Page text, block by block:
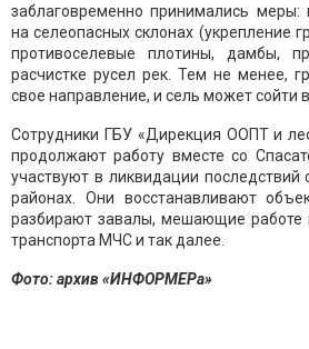
заблаговременно принимались меры:
на селеопасных склонах (укрепление
противоселевые плотины, дамбы,
расчистке русел рек. Тем не менее,
свое направление, и сель может сойти
Сотрудники ГБУ «Дирекция ООПТ и
продолжают работу вместе со
участвуют в ликвидации последствий
районах. Они восстанавливают
разбирают завалы, мешающие работе
транспорта МЧС и так далее.
Фото: архив «ИНФОРМЕРа»